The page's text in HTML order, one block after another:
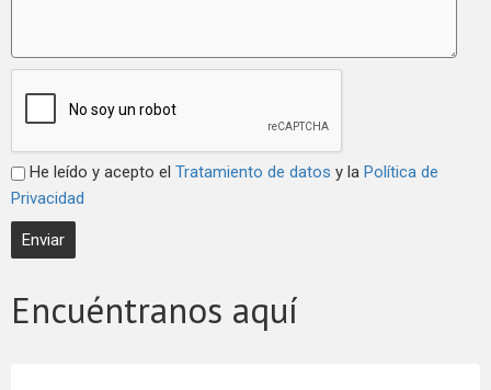
He leído y acepto el Tratamiento de datos y la Política de
Privacidad
Encuéntranos aquí